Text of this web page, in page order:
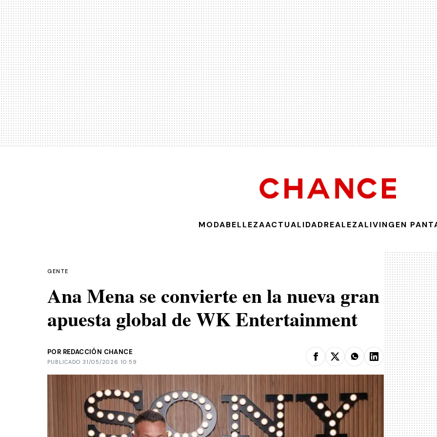
MODABELLEZAACTUALIDADREALEZALIVINGEN
GENTE
Ana Mena se convierte en la nueva gran
apuesta global de WK Entertainment
POR REDACCIÓN CHANCE
PUBLICADO 31/05/2026 10:59